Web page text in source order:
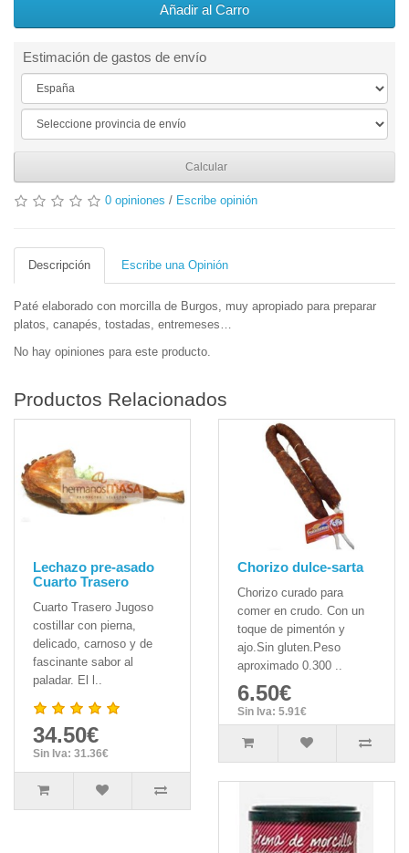
Añadir al Carro
Estimación de gastos de envío
Calcular
0 opiniones / Escribe opinión
Descripción Escribe una Opinión
Paté elaborado con morcilla de Burgos, muy apropiado para preparar
platos, canapés, tostadas, entremeses…
No hay opiniones para este producto.
Productos Relacionados
Lechazo pre-asado
Cuarto Trasero
Cuarto Trasero Jugoso
costillar con pierna,
delicado, carnoso y de
fascinante sabor al
paladar. El l..
34.50€
Sin Iva: 31.36€
Chorizo dulce-sarta
Chorizo curado para
comer en crudo. Con un
toque de pimentón y
ajo.Sin gluten.Peso
aproximado 0.300 ..
6.50€
Sin Iva: 5.91€